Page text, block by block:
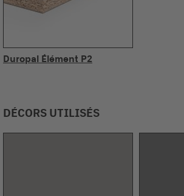
Duropal Élément P2
DÉCORS UTILISÉS